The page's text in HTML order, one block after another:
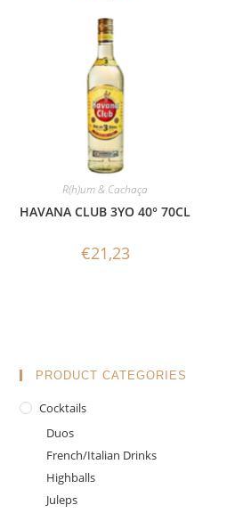
R(h)um & Cachaça
HAVANA CLUB 3YO 40° 70CL
€21,23
PRODUCT CATEGORIES
Cocktails
Duos
French/Italian Drinks
Highballs
Juleps